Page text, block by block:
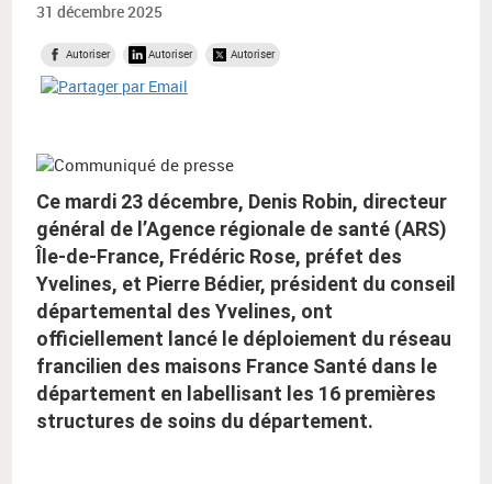
31 décembre 2025
Autoriser Autoriser Autoriser
Ce mardi 23 décembre, Denis Robin, directeur
général de l’Agence régionale de santé (ARS)
Île-de-France, Frédéric Rose, préfet des
Yvelines, et Pierre Bédier, président du conseil
départemental des Yvelines, ont
officiellement lancé le déploiement du réseau
francilien des maisons France Santé dans le
département en labellisant les 16 premières
structures de soins du département.